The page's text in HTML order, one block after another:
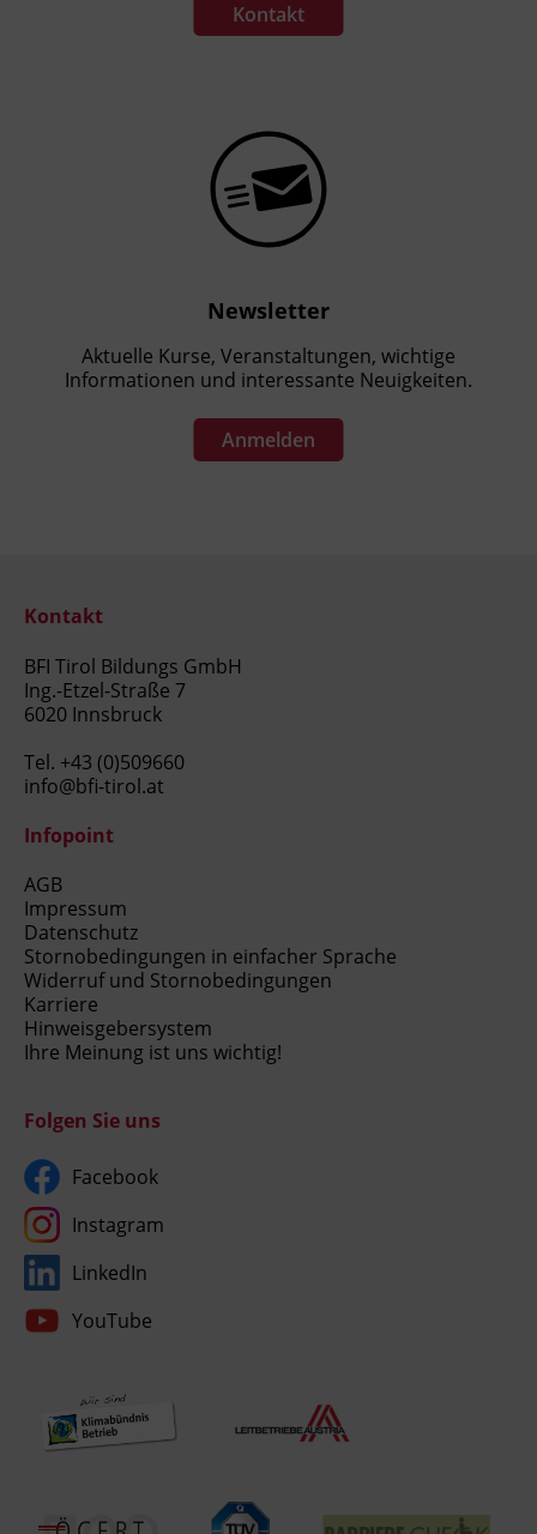
Kontakt
Newsletter
Aktuelle Kurse, Veranstaltungen, wichtige
Informationen und interessante Neuigkeiten.
Anmelden
Kontakt
BFI Tirol Bildungs GmbH
Ing.-Etzel-Straße 7
6020 Innsbruck
Tel. +43 (0)509660
info@bfi-tirol.at
Infopoint
AGB
Impressum
Datenschutz
Stornobedingungen in einfacher Sprache
Widerruf und Stornobedingungen
Karriere
Hinweisgebersystem
Ihre Meinung ist uns wichtig!
Folgen Sie uns
Facebook
Instagram
LinkedIn
YouTube